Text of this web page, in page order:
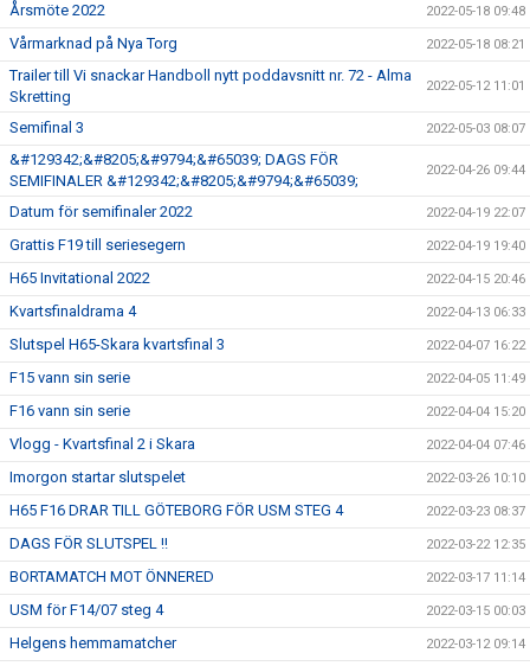
Årsmöte 2022 2022-05-18 09:48
Vårmarknad på Nya Torg 2022-05-18 08:21
Trailer till Vi snackar Handboll nytt poddavsnitt nr. 72 - Alma
Skretting
2022-05-12 11:01
Semifinal 3 2022-05-03 08:07
&#129342;&#8205;&#9794;&#65039; DAGS FÖR
SEMIFINALER &#129342;&#8205;&#9794;&#65039;
2022-04-26 09:44
Datum för semifinaler 2022 2022-04-19 22:07
Grattis F19 till seriesegern 2022-04-19 19:40
H65 Invitational 2022 2022-04-15 20:46
Kvartsfinaldrama 4 2022-04-13 06:33
Slutspel H65-Skara kvartsfinal 3 2022-04-07 16:22
F15 vann sin serie 2022-04-05 11:49
F16 vann sin serie 2022-04-04 15:20
Vlogg - Kvartsfinal 2 i Skara 2022-04-04 07:46
Imorgon startar slutspelet 2022-03-26 10:10
H65 F16 DRAR TILL GÖTEBORG FÖR USM STEG 4 2022-03-23 08:37
DAGS FÖR SLUTSPEL !! 2022-03-22 12:35
BORTAMATCH MOT ÖNNERED 2022-03-17 11:14
USM för F14/07 steg 4 2022-03-15 00:03
Helgens hemmamatcher 2022-03-12 09:14